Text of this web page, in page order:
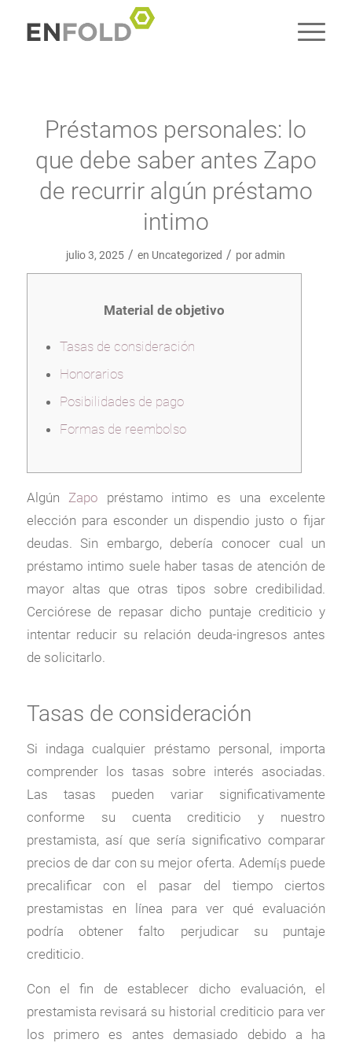
Préstamos personales: lo
que debe saber antes Zapo
de recurrir algún préstamo
intimo
julio 3, 2025 / en Uncategorized / poradmin
Material de objetivo
Tasas de consideración
Honorarios
Posibilidades de pago
Formas de reembolso
Algún Zapo préstamo intimo es una excelente
elección para esconder un dispendio justo o fijar
deudas. Sin embargo, debería conocer cual un
préstamo intimo suele haber tasas de atención de
mayor altas que otras tipos sobre credibilidad.
Cerciórese de repasar dicho puntaje crediticio y
intentar reducir su relación deuda-ingresos antes
de solicitarlo.
Tasas de consideración
Si indaga cualquier préstamo personal, importa
comprender los tasas sobre interés asociadas.
Las tasas pueden variar significativamente
conforme su cuenta crediticio y nuestro
prestamista, así que serí­a significativo comparar
precios de dar con su mejor oferta. Ademí¡s puede
precalificar con el pasar del tiempo ciertos
prestamistas en línea para ver qué evaluación
podría obtener falto perjudicar su puntaje
crediticio.
Con el fin de establecer dicho evaluación, el
prestamista revisará su historial crediticio para ver
los primero es antes demasiado debido a ha